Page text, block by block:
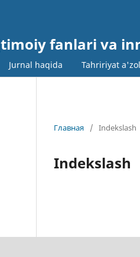
fanlari va
Jurnal haqida Tahririyat
Главная / Indekslash
Indekslash